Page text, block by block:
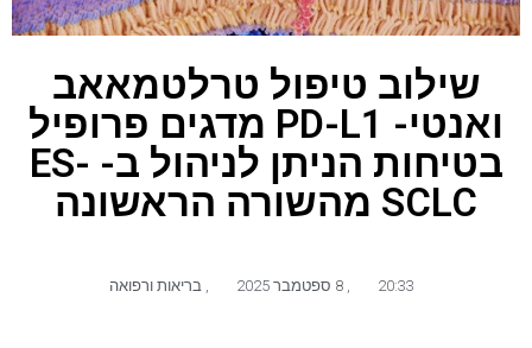
שילוב טיפול טרלטמאאב
ואנטי- PD-L1 מדגים פרופיל
בטיחות הניתן לניהול ב- ES-
SCLC מהשורה הראשונה
20:33 8 ספטמבר 2025 בריאות ורפואה